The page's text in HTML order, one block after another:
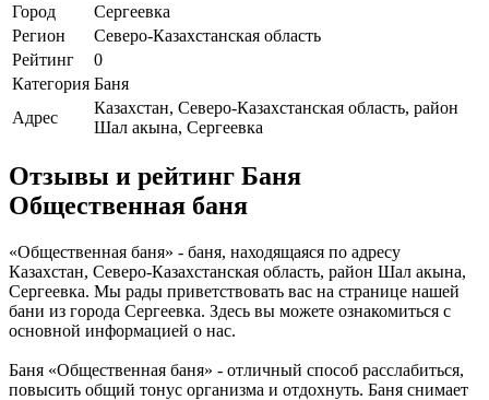
Город
Сергеевка
Регион
Северо-Казахстанская область
Рейтинг
0
Категория Баня
Адрес
Казахстан, Северо-Казахстанская область, район
Шал акына, Сергеевка
Отзывы и рейтинг Баня
Общественная баня
«Общественная баня» - баня, находящаяся по адресу
Казахстан, Северо-Казахстанская область, район Шал акына,
Сергеевка. Мы рады приветствовать вас на странице нашей
бани из города Сергеевка. Здесь вы можете ознакомиться с
основной информацией о нас.
Баня «Общественная баня» - отличный способ расслабиться,
повысить общий тонус организма и отдохнуть. Баня снимает